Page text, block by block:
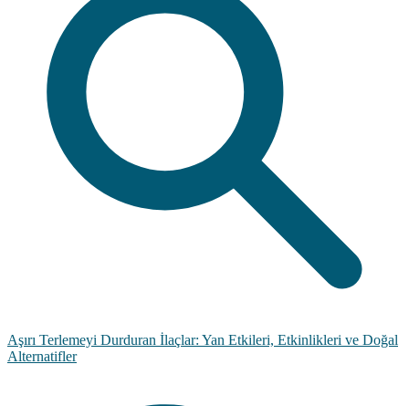
Aşırı Terlemeyi Durduran İlaçlar: Yan Etkileri, Etkinlikleri ve Doğal
Alternatifler